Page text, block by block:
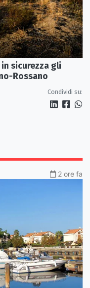
sicurezza gli
Rossano
Condividi su:
2 ore fa